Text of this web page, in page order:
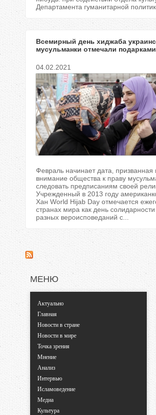
Департамента гуманитарной
Всемирный день хиджаба
мусульманки отмечали подарками
04.02.2021
Февраль начинает дата, призванная
внимание общества к праву
следовать предписаниям своей
Учрежденный в 2013 году
Хан World Hijab Day отмечается
странах мира как день
разных вероисповеданий с...
МЕНЮ
Актуально
Главная
Новости в стране
Новости в мире
Точка зрения
Мнение
Анализ
Интервью
Исламоведение
Медиа
Культура